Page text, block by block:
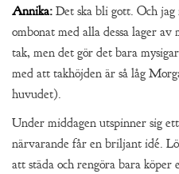
Annika: Det ska bli gott. Och jag
ombonat med alla dessa lager
tak, men det gör det bara
med att takhöjden är så låg
huvudet).
Under middagen utspinner sig
närvarande får en briljant idé.
att städa och rengöra bara